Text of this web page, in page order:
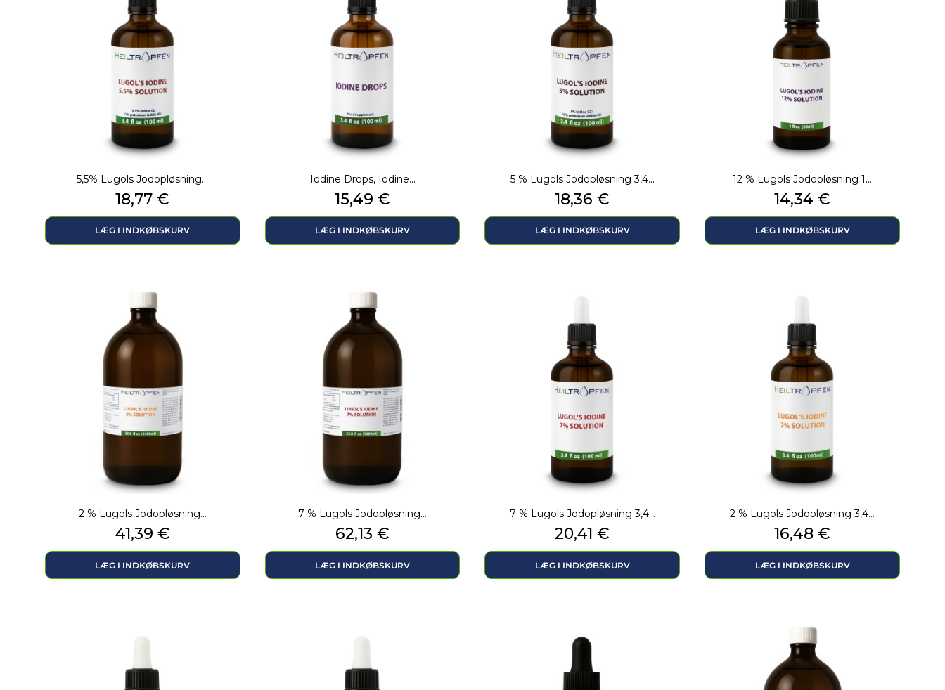
5,5% Lugols Jodopløsning...
Pris
18,77 €
LÆG I INDKØBSKURV
Iodine Drops, Iodine...
Pris
15,49 €
LÆG I INDKØBSKURV
5 % Lugols Jodopløsning 3,4...
Pris
18,36 €
LÆG I INDKØBSKURV
12 % Lugols Jodopløsning 1...
Pris
14,34 €
LÆG I INDKØBSKURV
2 % Lugols Jodopløsning...
Pris
41,39 €
LÆG I INDKØBSKURV
7 % Lugols Jodopløsning...
Pris
62,13 €
LÆG I INDKØBSKURV
7 % Lugols Jodopløsning 3,4...
Pris
20,41 €
LÆG I INDKØBSKURV
2 % Lugols Jodopløsning 3,4...
Pris
16,48 €
LÆG I INDKØBSKURV